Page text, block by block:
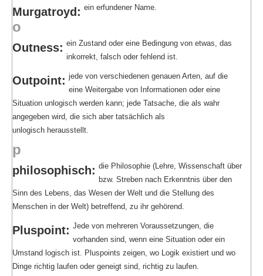
Murgatroyd: ein erfundener Name.
o
Outness: ein Zustand oder eine Bedingung von etwas, das
inkorrekt, falsch oder fehlend ist.
Outpoint: jede von verschiedenen genauen Arten, auf die
eine Weitergabe von Informationen oder eine
Situation unlogisch werden kann; jede Tatsache, die als wahr
angegeben wird, die sich aber tatsächlich als
unlogisch herausstellt.
p
philosophisch: die Philosophie (Lehre, Wissenschaft über
bzw. Streben nach Erkenntnis über den
Sinn des Lebens, das Wesen der Welt und die Stellung des
Menschen in der Welt) betreffend, zu ihr gehörend.
Pluspoint: Jede von mehreren Voraussetzungen, die
vorhanden sind, wenn eine Situation oder ein
Umstand logisch ist. Pluspoints zeigen, wo Logik existiert und wo
Dinge richtig laufen oder geneigt sind, richtig zu laufen.